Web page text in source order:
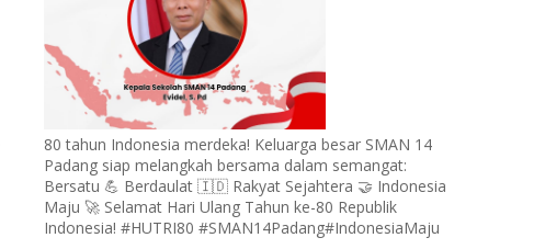
80 tahun Indonesia merdeka! Keluarga besar SMAN 14
Padang siap melangkah bersama dalam semangat:
Bersatu 💪 Berdaulat 🇮🇩 Rakyat Sejahtera 🤝 Indonesia
Maju 🚀 Selamat Hari Ulang Tahun ke-80 Republik
Indonesia! #HUTRI80 #SMAN14Padang#IndonesiaMaju